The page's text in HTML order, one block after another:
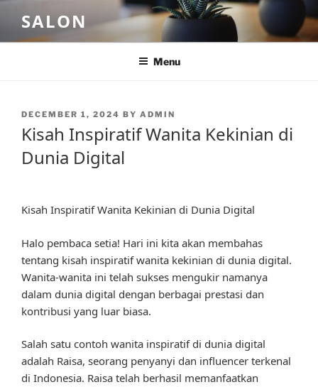
content
SALON
Menu
POSTED
ON
DECEMBER 1, 2024 BY ADMIN
Kisah Inspiratif Wanita Kekinian di
Dunia Digital
Kisah Inspiratif Wanita Kekinian di Dunia Digital
Halo pembaca setia! Hari ini kita akan membahas
tentang kisah inspiratif wanita kekinian di dunia digital.
Wanita-wanita ini telah sukses mengukir namanya
dalam dunia digital dengan berbagai prestasi dan
kontribusi yang luar biasa.
Salah satu contoh wanita inspiratif di dunia digital
adalah Raisa, seorang penyanyi dan influencer terkenal
di Indonesia. Raisa telah berhasil memanfaatkan